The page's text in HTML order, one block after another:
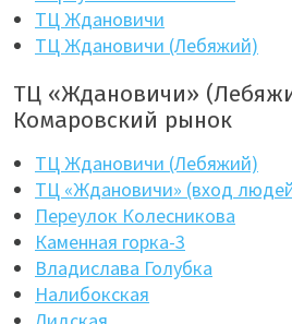
ТЦ Ждановичи
ТЦ Ждановичи (Лебяжий)
ТЦ «Ждановичи»
Комаровский рынок
ТЦ Ждановичи (Лебяжий)
ТЦ «Ждановичи» (вход
Переулок Колесникова
Каменная горка-3
Владислава Голубка
Налибокская